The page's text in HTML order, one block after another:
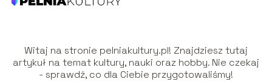
Witaj na stronie pelniakultury.pl! Znajdziesz tutaj
artykuł na temat kultury, nauki oraz hobby. Nie czekaj
- sprawdź, co dla Ciebie przygotowaliśmy!